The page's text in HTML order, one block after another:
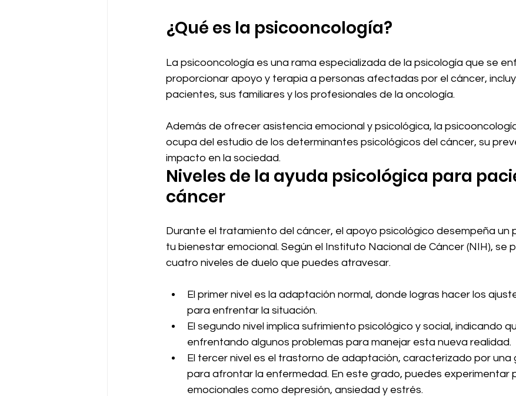
¿Qué es la psicooncología?
La psicooncología es una rama especializada de la psicología que se
proporcionar apoyo y terapia a personas afectadas por el cáncer,
pacientes, sus familiares y los profesionales de la oncología.
Además de ofrecer asistencia emocional y psicológica, la
ocupa del estudio de los determinantes psicológicos del cáncer, su
impacto en la sociedad.
Niveles de la ayuda psicológica para
cáncer
Durante el tratamiento del cáncer, el apoyo psicológico desempeña un
tu bienestar emocional. Según el Instituto Nacional de Cáncer (NIH), se
cuatro niveles de duelo que puedes atravesar.
El primer nivel es la adaptación normal, donde logras hacer los
para enfrentar la situación.
El segundo nivel implica sufrimiento psicológico y social, indicando
enfrentando algunos problemas para manejar esta nueva realidad.
El tercer nivel es el trastorno de adaptación, caracterizado por una
para afrontar la enfermedad. En este grado, puedes experimentar
emocionales como depresión, ansiedad y estrés.